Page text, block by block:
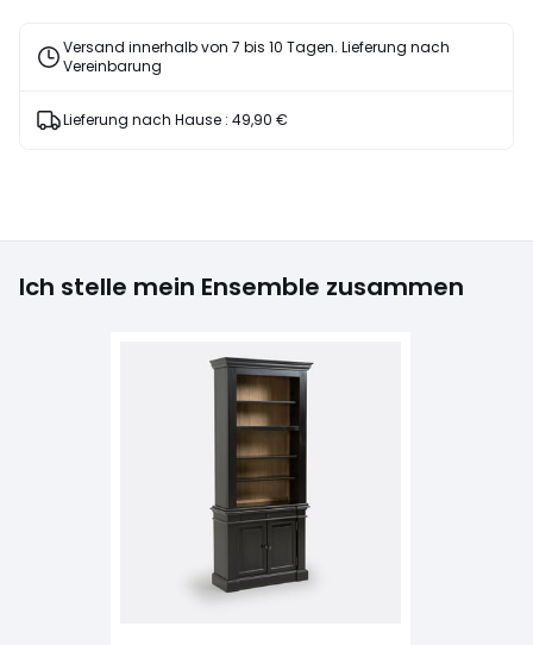
Versand innerhalb von 7 bis 10 Tagen. Lieferung nach
Vereinbarung
Lieferung nach Hause : 49,90 €
Ich stelle mein Ensemble zusammen